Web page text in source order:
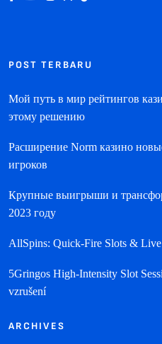
POST TERBARU
Мой путь в мир рейтингов
этому решению
Расширение Norm казино
игроков
Крупные выигрыши и
2023 году
AllSpins: Quick‑Fire Slots & Live
5Gringos High‑Intensity Slot
vzrušení
ARCHIVES